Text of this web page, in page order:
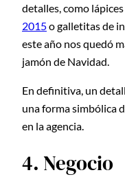
detalles, como
2015o galletitas de
este año nos quedó
jamón de Navidad.
En definitiva, un
una forma simbólica
en la agencia.
4. Negocio